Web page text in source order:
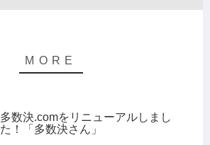
多数決.comをリニューアルしまし
た！「多数決さん」